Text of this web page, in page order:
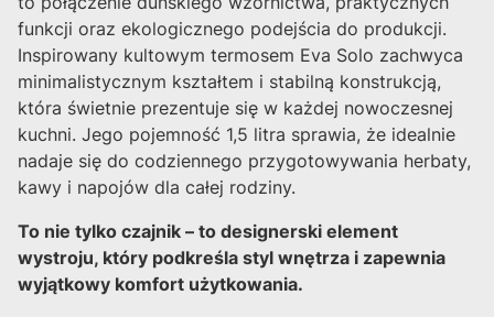
funkcji oraz ekologicznego podejścia do produkcji.
Inspirowany kultowym termosem Eva Solo zachwyca
minimalistycznym kształtem i stabilną konstrukcją,
która świetnie prezentuje się w każdej nowoczesnej
kuchni. Jego pojemność 1,5 litra sprawia, że idealnie
nadaje się do codziennego przygotowywania herbaty,
kawy i napojów dla całej rodziny.
To nie tylko czajnik – to designerski element
wystroju, który podkreśla styl wnętrza i zapewnia
wyjątkowy komfort użytkowania.